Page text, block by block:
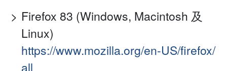
Firefox 83 (Windows, Macintosh 及
Linux)
https://www.mozilla.org/en-US/firefox/
all